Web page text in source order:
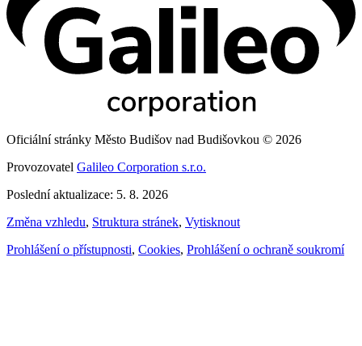
Oficiální stránky Město Budišov nad Budišovkou © 2026
Provozovatel Galileo Corporation s.r.o.
Poslední aktualizace: 5. 8. 2026
Změna vzhledu, Struktura stránek, Vytisknout
Prohlášení o přístupnosti, Cookies, Prohlášení o ochraně soukromí